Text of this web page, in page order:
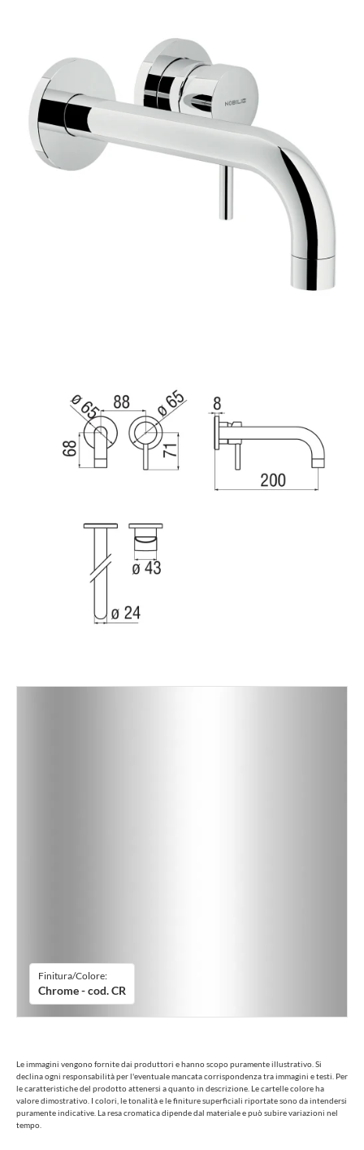
Finitura/Colore:
Chrome - cod. CR
Le immagini vengono fornite dai produttori e hanno scopo puramente illustrativo. Si
declina ogni responsabilità per l'eventuale mancata corrispondenza tra immagini e testi. Per
le caratteristiche del prodotto attenersi a quanto in descrizione. Le cartelle colore ha
valore dimostrativo. I colori, le tonalità e le finiture superficiali riportate sono da intendersi
puramente indicative. La resa cromatica dipende dal materiale e può subire variazioni nel
tempo.